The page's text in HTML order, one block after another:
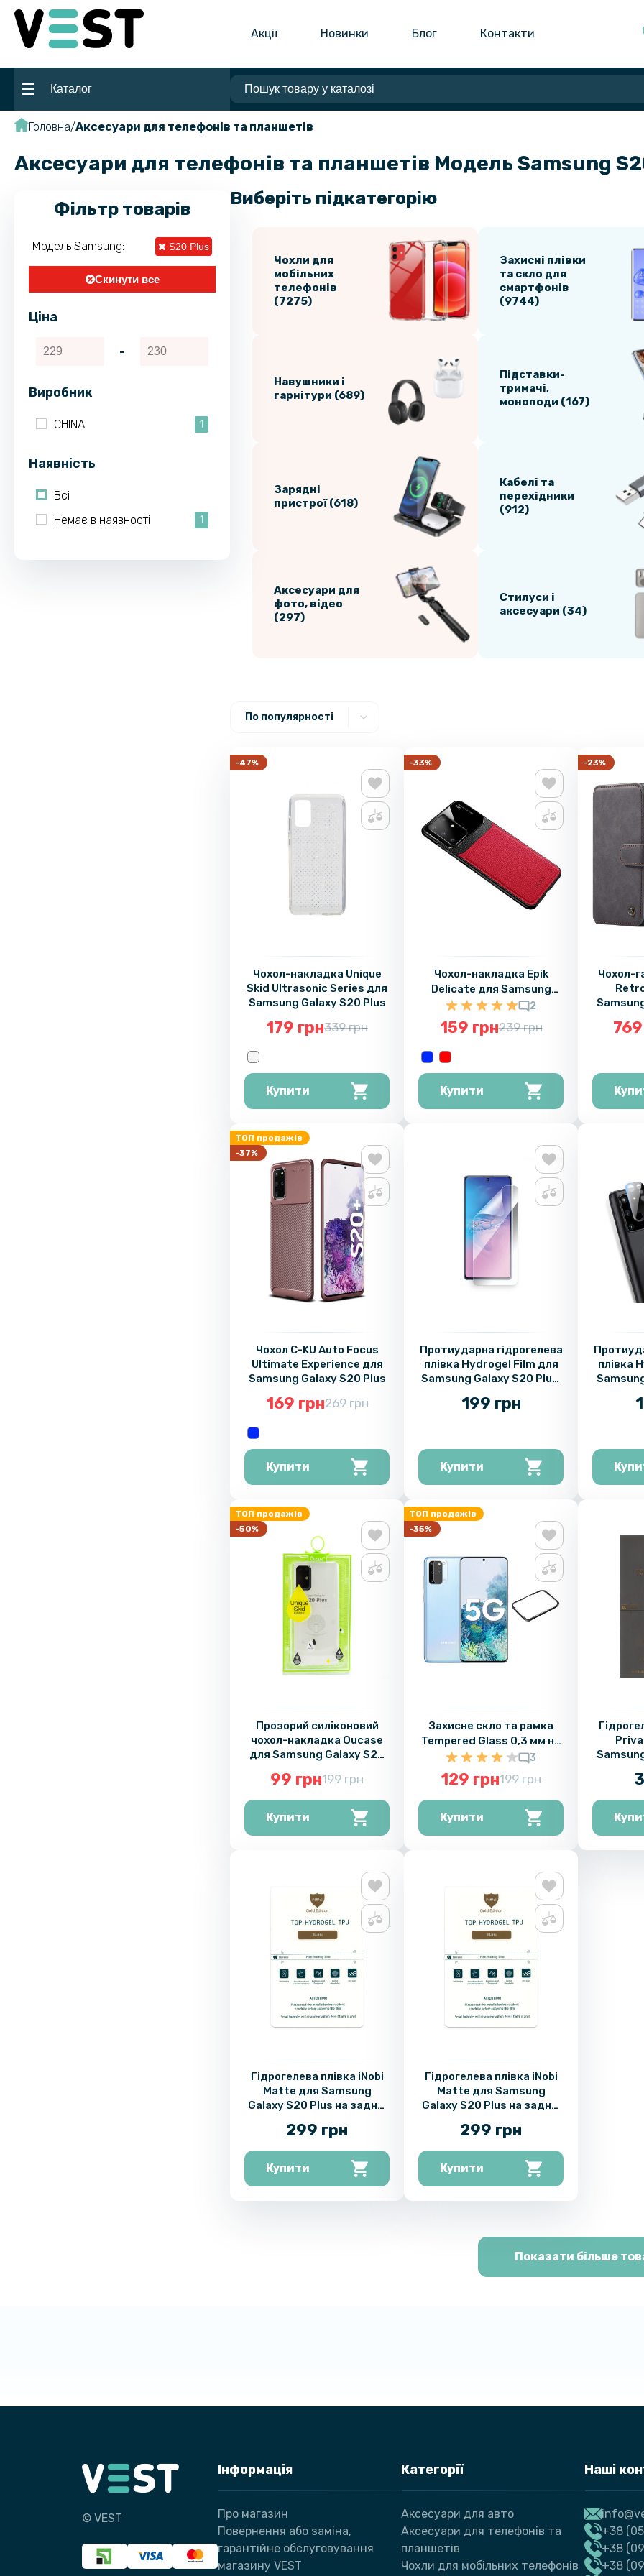
Акції Новинки Блог Контакти
Каталог
Головна Аксесуари для телефонів та планшетів
Аксесуари для телефонів та планшетів Модель Samsung
Фільтр товарів
Модель Samsung: S20 Plus
Скинути все
Ціна
-
Виробник
CHINA 1
Наявність
Всі
Немає в наявності
1
Виберіть підкатегорію
Чохли для
мобільних
телефонів
(7275)
Захисні плівки
та скло для
смартфонів
(9744)
Навушники і
гарнітури (689)
Підставки-
тримачі,
моноподи (167)
Зарядні
пристрої (618)
Кабелі та
перехідники
(912)
Аксесуари для
фото, відео
(297)
Стилуси і
аксесуари (34)
По популярності
-47%
Чохол-накладка Unique
Skid Ultrasonic Series для
Samsung Galaxy S20 Plus
179 грн339 грн
Купити
-33%
Чохол-накладка Epik
Delicate для Samsung
Galaxy S20 Plus2
159 грн239 грн
Купити
-23%
Чохол-
ТОП продажів
-37%
Чохол C-KU Auto Focus
Ultimate Experience для
Samsung Galaxy S20 Plus
169 грн269 грн
Купити
Протиударна гідрогелева
плівка Hydrogel Film для
Samsung Galaxy S20 Plus,
199 грн
Купити
плівка
ТОП продажів
-50%
Прозорий силіконовий
чохол-накладка Oucase
для Samsung Galaxy S20
99 грн199 грн
Купити
ТОП продажів
-35%
Захисне скло та рамка
Tempered Glass 0,3 мм на
задню камеру для
Samsung Galaxy S20 Plus
3
129 грн199 грн
Купити
Гідрогелева плівка iNobi
Matte для Samsung
Galaxy S20 Plus на задню
299 грн
Купити
Гідрогелева плівка iNobi
Matte для Samsung
Galaxy S20 Plus на задню
299 грн
Купити
Показати більше
© VEST
Інформація
Про магазин
Повернення або заміна,
гарантійне обслуговування
магазину VEST
Категорії
Аксесуари для авто
Аксесуари для телефонів та
планшетів
Чохли для мобільних телефонів
Наші
+38
+38
+38